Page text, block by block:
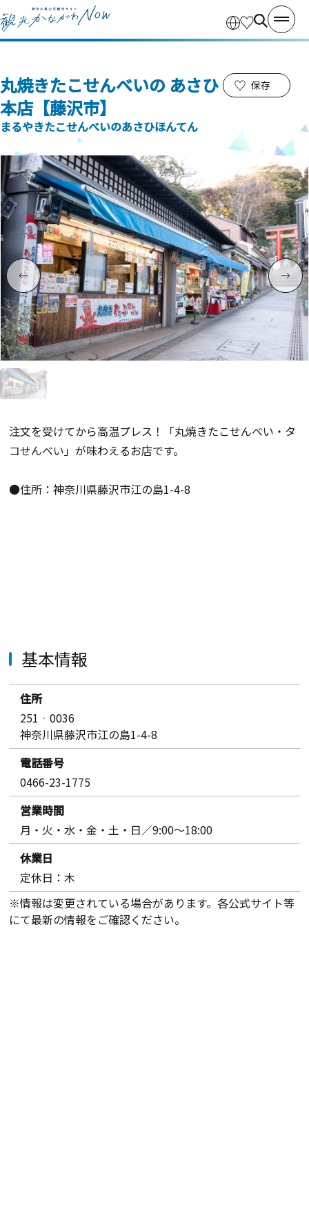
丸焼きたこせんべいの あさひ
本店【藤沢市】
まるやきたこせんべいのあさひほんてん
保存
注文を受けてから高温プレス！「丸焼きたこせんべい・タ
コせんべい」が味わえるお店です。
●住所：神奈川県藤沢市江の島1-4-8
基本情報
住所
251‐0036
神奈川県藤沢市江の島1-4-8
電話番号
0466-23-1775
営業時間
月・火・水・金・土・日／9:00～18:00
休業日
定休日：木
※情報は変更されている場合があります。各公式サイト等
にて最新の情報をご確認ください。